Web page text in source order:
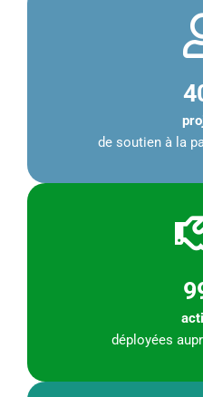
de soutien à la
déployées